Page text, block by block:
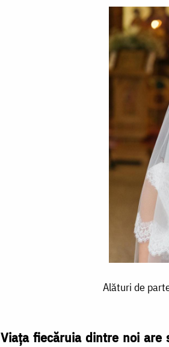
Alături de
Viața fiecăruia dintre noi